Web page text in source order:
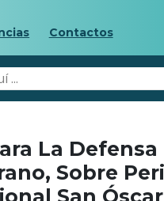
Contactos
La Defensa
Sobre
San